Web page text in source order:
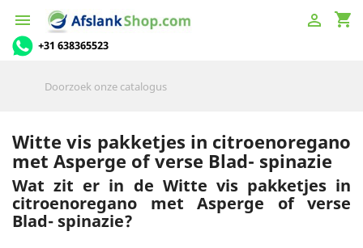
 shopping_cart

+31 638365523
Witte vis pakketjes in citroenoregano
met Asperge of verse Blad- spinazie
Wat zit er in de Witte vis pakketjes in
citroenoregano met Asperge of verse
Blad- spinazie?